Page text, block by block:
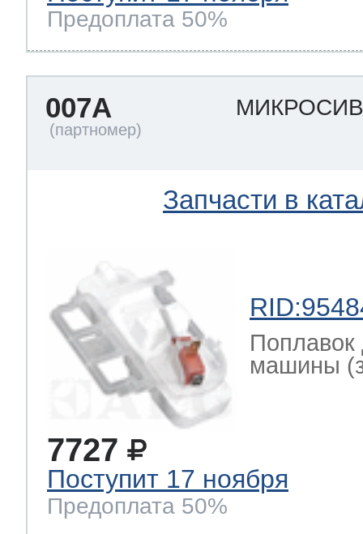
Предоплата 50%
007A
Запчасти в
Поплавок
машины
7727
Поступит 17 ноября
Предоплата 50%